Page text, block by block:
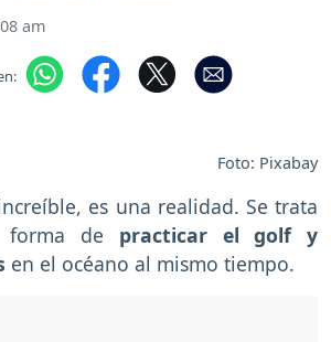
am
Foto: Pixabay
es una realidad. Se trata
forma de practicar el golf y
en el océano al mismo tiempo.